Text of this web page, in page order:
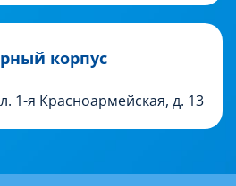
корпус
1-я Красноармейская, д. 13